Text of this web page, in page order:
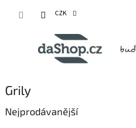
CZK
Grily
Nejprodávanější